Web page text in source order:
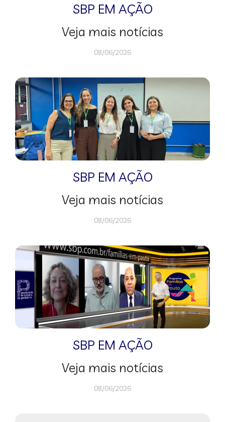
SBP EM AÇÃO
Veja mais notícias
08/06/2026
SBP EM AÇÃO
Veja mais notícias
08/06/2026
SBP EM AÇÃO
Veja mais notícias
08/06/2026